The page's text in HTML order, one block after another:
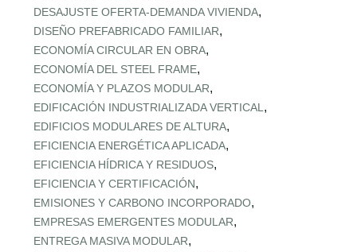
DESAJUSTE OFERTA‑DEMANDA VIVIENDA,
DISEÑO PREFABRICADO FAMILIAR,
ECONOMÍA CIRCULAR EN OBRA,
ECONOMÍA DEL STEEL FRAME,
ECONOMÍA Y PLAZOS MODULAR,
EDIFICACIÓN INDUSTRIALIZADA VERTICAL ,
EDIFICIOS MODULARES DE ALTURA,
EFICIENCIA ENERGÉTICA APLICADA,
EFICIENCIA HÍDRICA Y RESIDUOS,
EFICIENCIA Y CERTIFICACIÓN,
EMISIONES Y CARBONO INCORPORADO,
EMPRESAS EMERGENTES MODULAR,
ENTREGA MASIVA MODULAR,